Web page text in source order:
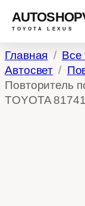
Перейти
к
содержимому
TOYOTA LEXUS
Главная Все
Автосвет
Повторитель
TOYOTA